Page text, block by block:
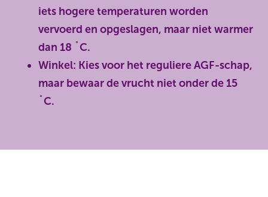
iets hogere temperaturen worden
vervoerd en opgeslagen, maar niet warmer
dan 18 ˚C.
Winkel: Kies voor het reguliere AGF-schap,
maar bewaar de vrucht niet onder de 15
˚C.